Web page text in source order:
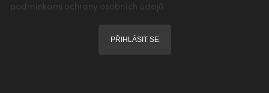
podmínkami ochrany osobních údajů
PŘIHLÁSIT SE